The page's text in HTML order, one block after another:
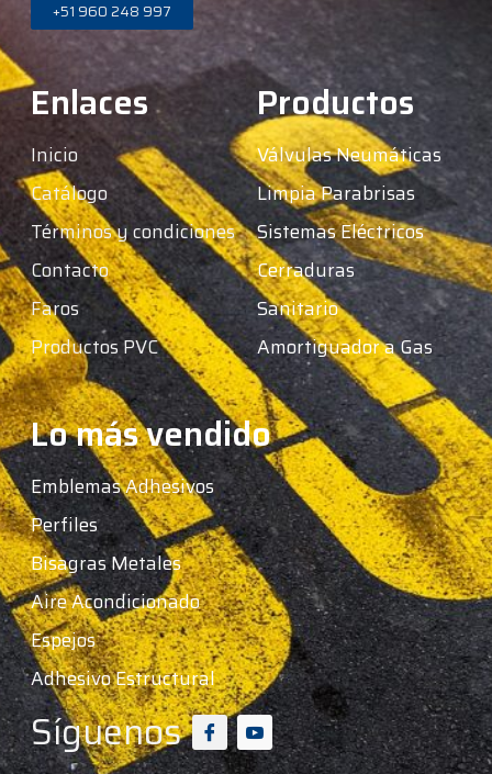
+51 960 248 997
Enlaces
Inicio
Catálogo
Términos y condiciones
Contacto
Faros
Productos PVC
Productos
Válvulas Neumáticas
Limpia Parabrisas
Sistemas Eléctricos
Cerraduras
Sanitario
Amortiguador a Gas
Lo más vendido
Emblemas Adhesivos
Perfiles
Bisagras Metales
Aire Acondicionado
Espejos
Adhesivo Estructural
Síguenos